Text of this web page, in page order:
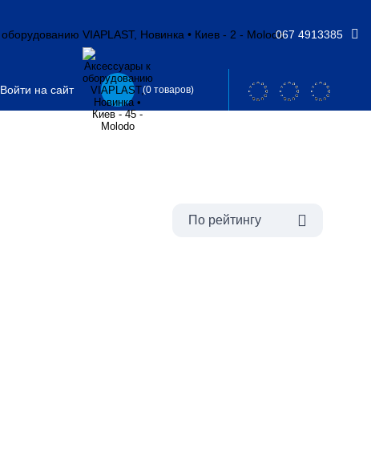
067 4913385
Войти на сайт (0 товаров)
По рейтингу